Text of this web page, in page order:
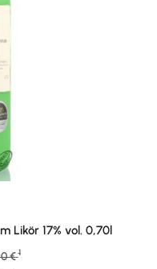
Likör 17% vol. 0,70l
Preis:
€ 1